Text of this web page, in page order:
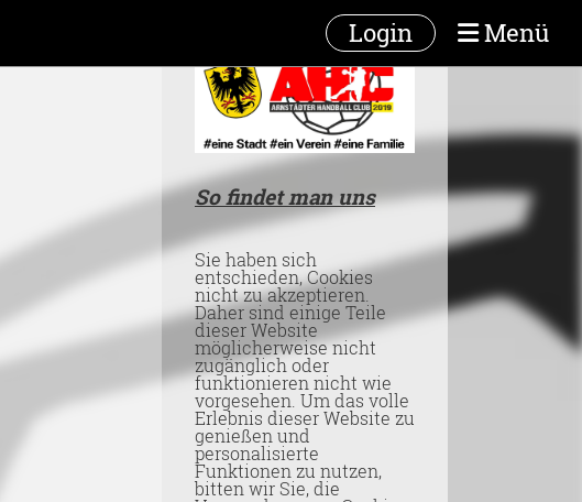
Login Menü
So findet man uns
Sie haben sich
entschieden, Cookies
nicht zu akzeptieren.
Daher sind einige Teile
dieser Website
möglicherweise nicht
zugänglich oder
funktionieren nicht wie
vorgesehen. Um das volle
Erlebnis dieser Website zu
genießen und
personalisierte
Funktionen zu nutzen,
bitten wir Sie, die